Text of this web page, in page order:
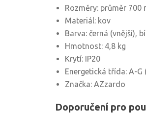
Rozměry: průměr 700
Materiál: kov
Barva: černá (vnější),
Hmotnost: 4,8 kg
Krytí: IP20
Energetická třída: A-G
Značka: AZzardo
Doporučení pro